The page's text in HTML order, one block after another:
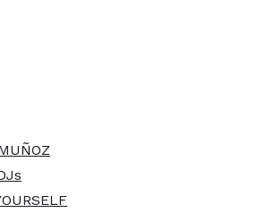
2020
2020!
con